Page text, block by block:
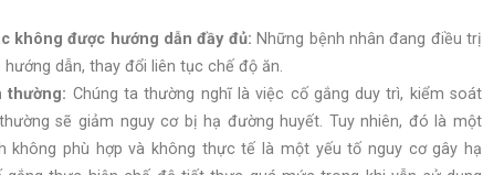
không được hướng dẫn đầy đủ: Những bệnh nhân đang điều trị
dẫn, thay đổi liên tục chế độ ăn.
thường: Chúng ta thường nghĩ là việc cố gắng duy trì, kiểm soát
sẽ giảm nguy cơ bị hạ đường huyết. Tuy nhiên, đó là một
không phù hợp và không thực tế là một yếu tố nguy cơ gây hạ